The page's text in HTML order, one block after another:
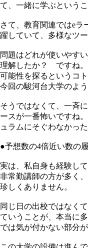
て、一緒に学ぶという
さて、教育関連ではeラ
躍していて、多様なツ
問題はどれが使いやす
理解したか？ ですね。
可能性を探るというコ
今回の駿河台大学のよう
そうではなくて、一斉
ースが一番怖いですね
ュラムにそぐわなかっ
●予想数の4倍近い数の
実は、私自身も経験し
非常勤講師の方が多く
珍しくありません。
同じ日の出校ではなく
ていうことが、本当に
では気が付かない部分